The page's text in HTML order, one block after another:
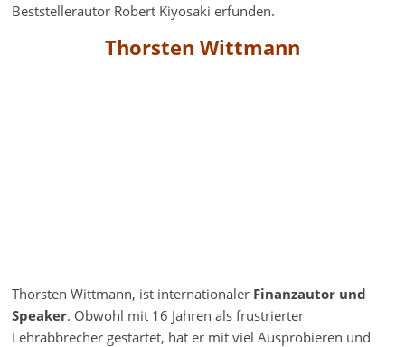
Beststellerautor Robert Kiyosaki erfunden.
Thorsten Wittmann
Thorsten Wittmann, ist internationaler Finanzautor und
Speaker. Obwohl mit 16 Jahren als frustrierter
Lehrabbrecher gestartet, hat er mit viel Ausprobieren und